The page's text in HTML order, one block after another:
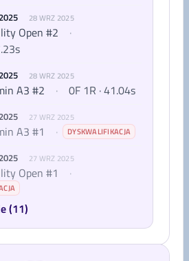
28 WRZ 2025
Open #2
·
28 WRZ 2025
A3 #2 · 0F 1R · 41.04s
27 WRZ 2025
A3 #1 · DYSKWALIFIKACJA
27 WRZ 2025
Open #1 ·
(11)